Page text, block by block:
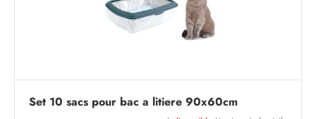
Set 10 sacs pour bac a litiere 90x60cm